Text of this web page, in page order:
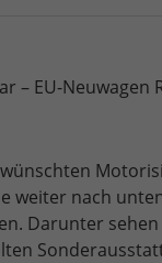
– EU-Neuwagen
weiter nach
Darunter